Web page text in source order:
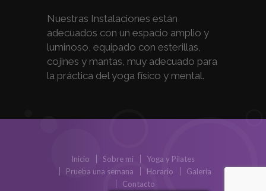
Nuestras Instalaciones están
adecuados con un espacio amplio y
luminoso, equipado con esterillas,
cojines y mantas, muy adecuado para
la práctica del yoga físico y mental.
Inicio Sobre mi
Yoga y Pilates
Prueba una semana
Horario
Galería
Contacto